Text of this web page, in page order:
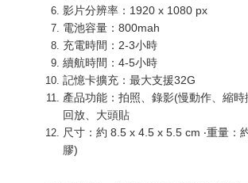
影片分辨率：1920 x 1080 px
電池容量：800mah
充電時間：2-3小時
續航時間：4-5小時
記憶卡擴充：最大支援32G
產品功能：拍照、錄影(慢動作、縮時
回放、大頭貼
尺寸：約 8.5 x 4.5 x 5.5 cm ‧重量：
膠)